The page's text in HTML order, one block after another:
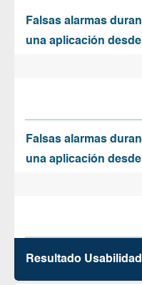
Falsas alarmas
una aplicación
Falsas alarmas
una aplicación
Resultado Usabilidad